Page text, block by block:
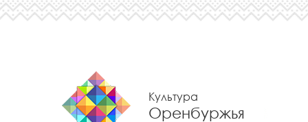
Культура
Оренбуржья